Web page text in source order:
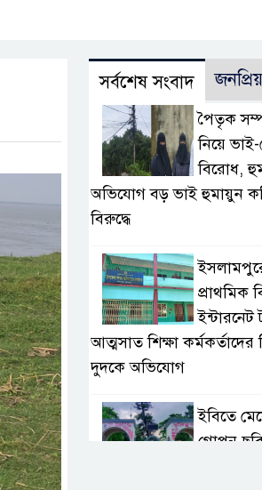
সর্বশেষ সংবাদ
পৈতৃক
নিয়ে
বিরোধ,
অভিযোগ বড় ভাই হুমায়ুন
বিরুদ্ধে
প্রাথমিক
ইন্টারনেট
আত্মসাত শিক্ষা কর্মকর্তাদের
দুদকে অভিযোগ
ইবিতে
গোপন